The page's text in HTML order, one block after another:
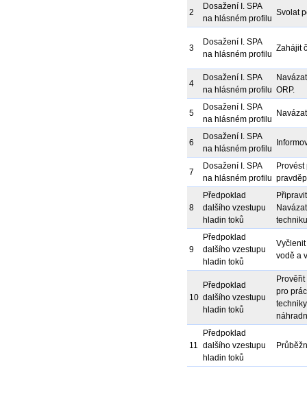
2
Dosažení I. SPA
na hlásném profilu
Svolat
3
Dosažení I. SPA
na hlásném profilu
Zahájit
4
Dosažení I. SPA
na hlásném profilu ORP.
5
Dosažení I. SPA
na hlásném profilu
6
Dosažení I. SPA
na hlásném profilu
7
Dosažení I. SPA
na hlásném profilu
8
Předpoklad
dalšího vzestupu
hladin toků
9
Předpoklad
dalšího vzestupu
hladin toků
vodě a
10
Předpoklad
dalšího vzestupu
hladin toků
pro
11
Předpoklad
dalšího vzestupu
hladin toků